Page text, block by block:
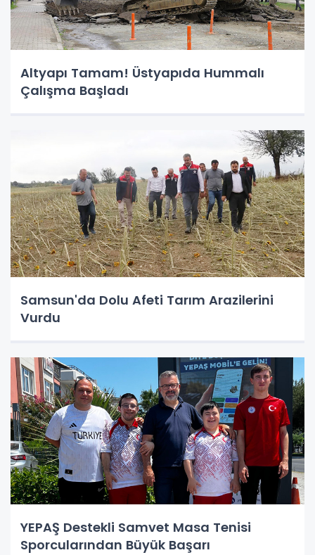
Altyapı Tamam! Üstyapıda Hummalı
Çalışma Başladı
Samsun'da Dolu Afeti Tarım Arazilerini
Vurdu
YEPAŞ Destekli Samvet Masa Tenisi
Sporcularından Büyük Başarı